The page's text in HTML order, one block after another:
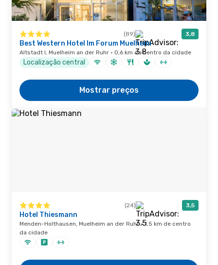
(89) 3,8
Best Western Hotel Im Forum Muelheim
Altstadt I, Muelheim an der Ruhr · 0,6 km de centro da cidade
Localização central
Mostrar preços
(24) 3,5
Hotel Thiesmann
Menden-Holthausen, Muelheim an der Ruhr · 1,5 km de centro
da cidade